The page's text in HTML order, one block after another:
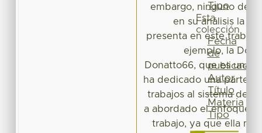
embargo, ninguno de
en su análisis la
presenta en este
ejemplo, la
Donatto66, que es una
ha dedicado una parte
trabajos al sistema de
a abordado el enfoque
trabajo, ya que ella
Tipo
Esta
colección
Fecha
de
publicación
Autor
Título
Materia
Tipo